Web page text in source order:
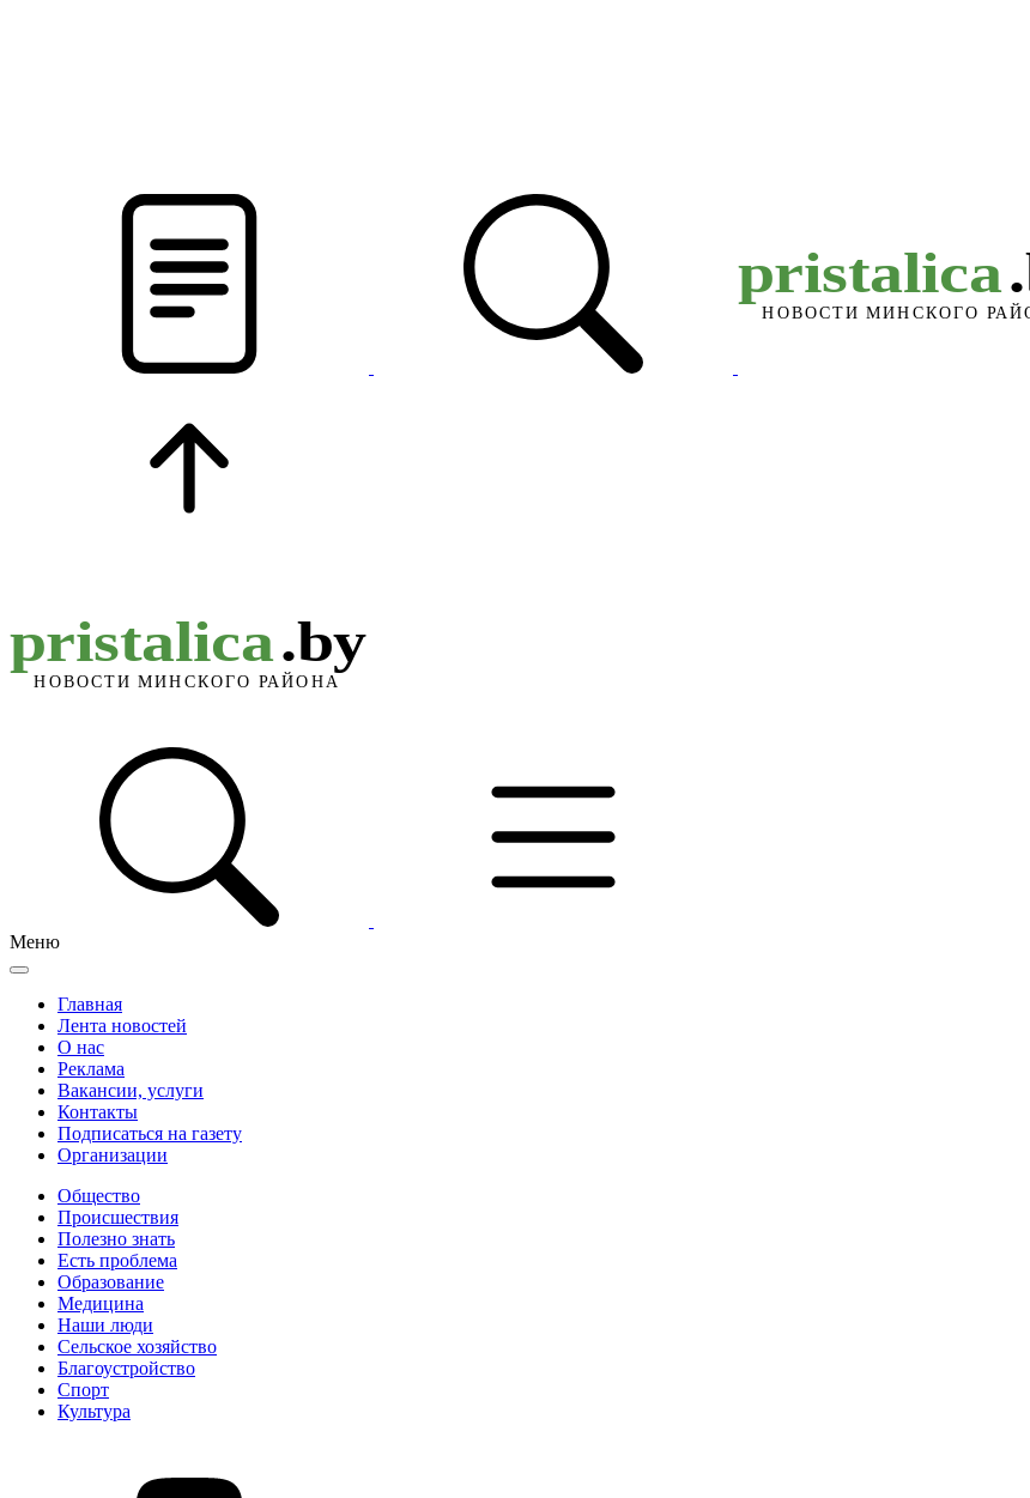
Меню
Главная
Лента новостей
О нас
Реклама
Вакансии, услуги
Контакты
Подписаться на газету
Организации
Общество
Происшествия
Полезно знать
Есть проблема
Образование
Медицина
Наши люди
Сельское хозяйство
Благоустройство
Спорт
Культура